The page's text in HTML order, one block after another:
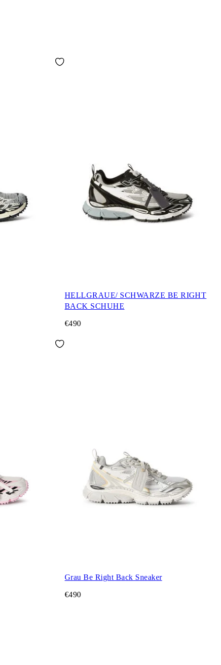
HELLGRAUE/ SCHWARZE BE RIGHT
BACK SCHUHE
€490
Grau Be Right Back Sneaker
€490